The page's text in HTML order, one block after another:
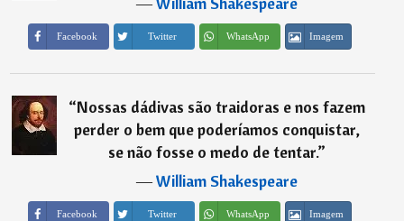
Facebook Twitter WhatsApp Imagem
“Nossas dádivas são traidoras e nos fazem
perder o bem que poderíamos conquistar,
se não fosse o medo de tentar.”
―William Shakespeare
Facebook Twitter WhatsApp Imagem